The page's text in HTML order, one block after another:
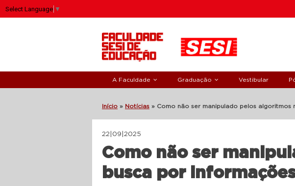
Select Language ▼
A Faculdade Graduação Vestibular
Início » Notícias » Como não ser manipulado pelos algoritmos
22|09|2025
Como não ser
busca por